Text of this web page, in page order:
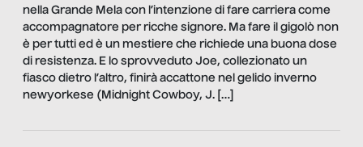
nella Grande Mela con l’intenzione di fare carriera come
accompagnatore per ricche signore. Ma fare il gigolò non
è per tutti ed è un mestiere che richiede una buona dose
di resistenza. E lo sprovveduto Joe, collezionato un
fiasco dietro l’altro, finirà accattone nel gelido inverno
newyorkese (Midnight Cowboy, J. […]